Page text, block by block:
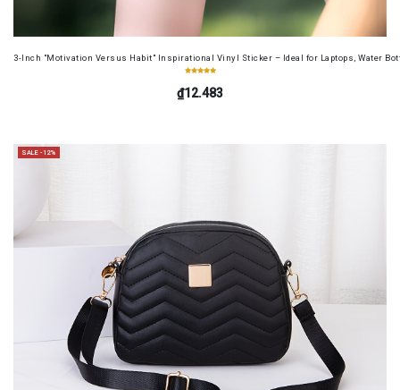
3-Inch "Motivation Versus Habit" Inspirational Vinyl Sticker – Ideal for Laptops, Water
₫12.483
SALE -12%